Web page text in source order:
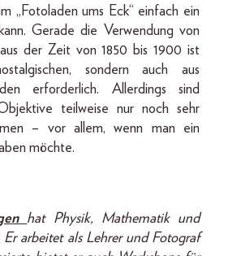
„Fotoladen ums Eck“ einfach ein
Gerade die Verwendung von
der Zeit von 1850 bis 1900 ist
sondern auch aus
erforderlich. Allerdings sind
teilweise nur noch sehr
– vor allem, wenn man ein
möchte.
hat Physik, Mathematik und
arbeitet als Lehrer und Fotograf